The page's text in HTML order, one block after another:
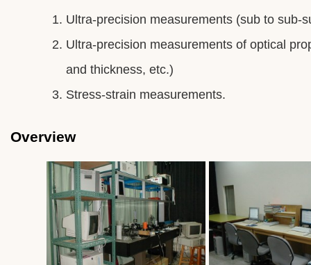
Ultra-precision measurements (sub to sub-
Ultra-precision measurements of optical
and thickness, etc.)
Stress-strain measurements.
Overview